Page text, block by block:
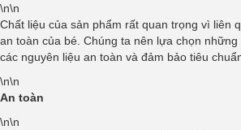
\n\n
Chất liệu của sản phẩm rất quan trọng vì liên
an toàn của bé. Chúng ta nên lựa chọn
các nguyên liệu an toàn và đảm bảo tiêu
\n\n
An toàn
\n\n